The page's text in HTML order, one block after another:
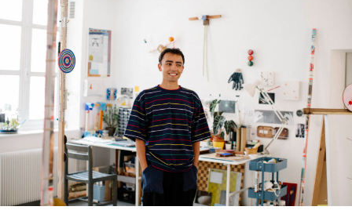
MAGAZINE
ESPACES DE PRATIQUE ARTISTIQUE ↓
Recherche
Connexion